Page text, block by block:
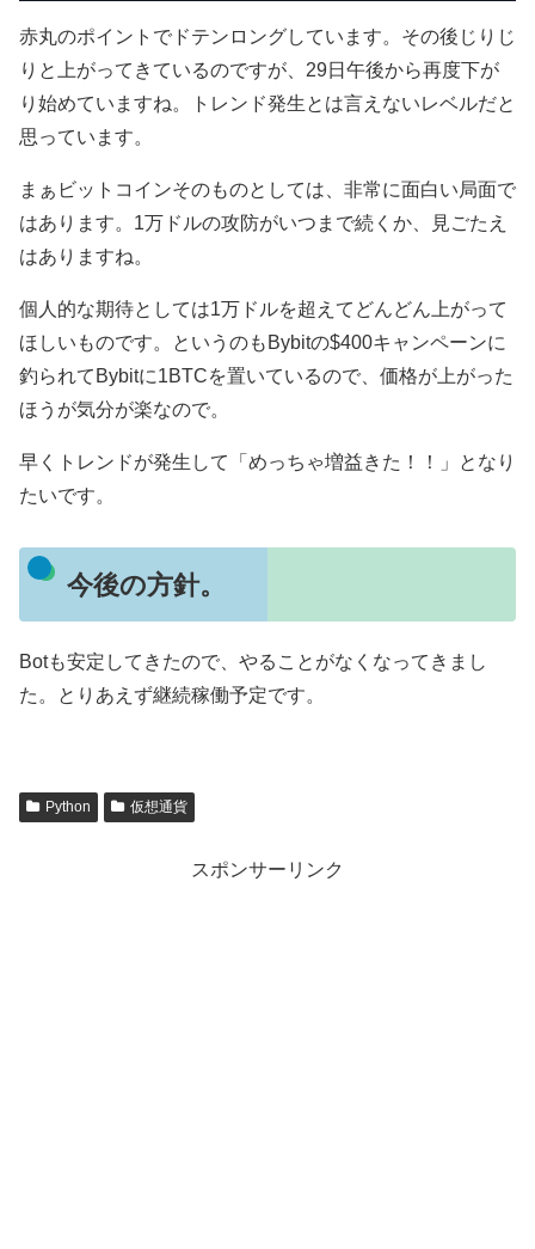
赤丸のポイントでドテンロングしています。その後じりじ
りと上がってきているのですが、29日午後から再度下が
り始めていますね。トレンド発生とは言えないレベルだと
思っています。
まぁビットコインそのものとしては、非常に面白い局面で
はあります。1万ドルの攻防がいつまで続くか、見ごたえ
はありますね。
個人的な期待としては1万ドルを超えてどんどん上がって
ほしいものです。というのもBybitの$400キャンペーンに
釣られてBybitに1BTCを置いているので、価格が上がった
ほうが気分が楽なので。
早くトレンドが発生して「めっちゃ増益きた！！」となり
たいです。
今後の方針。
Botも安定してきたので、やることがなくなってきまし
た。とりあえず継続稼働予定です。
Python 仮想通貨
スポンサーリンク